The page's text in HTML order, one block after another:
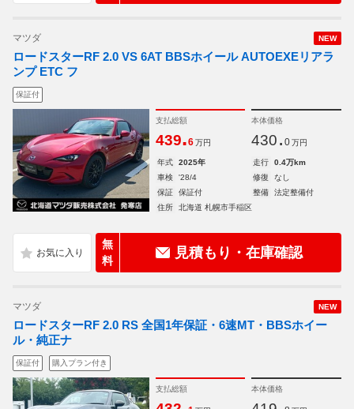
NEW
マツダ
ロードスターRF 2.0 VS 6AT BBSホイール AUTOEXEリアラ
ンプ ETC フ
保証付
支払総額
439.6 万円
本体価格
430. 0 万円
年式 2025年 走行
0.4万km
車検
'28/4 修復
なし
保証
保証付 整備
法定整備付
住所
北海道 札幌市手稲区
無
料
見積もり・在庫確認
NEW
マツダ
ロードスターRF 2.0 RS 全国1年保証・6速MT・BBSホイー
ル・純正ナ
保証付 購入プラン付き
支払総額 本体価格